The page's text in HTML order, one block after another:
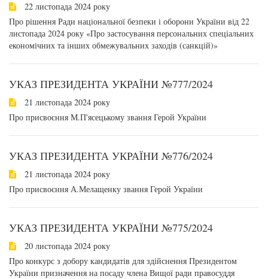
22 листопада 2024 року
Про рішення Ради національної безпеки і оборони України від 22
листопада 2024 року «Про застосування персональних спеціальних
економічних та інших обмежувальних заходів (санкцій)»
УКАЗ ПРЕЗИДЕНТА УКРАЇНИ №777/2024
21 листопада 2024 року
Про присвоєння М.П'ясецькому звання Герой України
УКАЗ ПРЕЗИДЕНТА УКРАЇНИ №776/2024
21 листопада 2024 року
Про присвоєння А.Мелащенку звання Герой України
УКАЗ ПРЕЗИДЕНТА УКРАЇНИ №775/2024
20 листопада 2024 року
Про конкурс з добору кандидатів для здійснення Президентом
України призначення на посаду члена Вищої ради правосуддя